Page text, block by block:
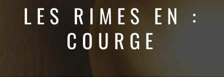
LES RIMES EN :
COURGE